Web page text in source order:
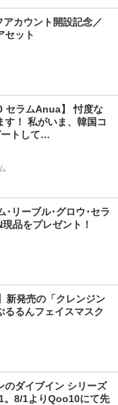
カウント開設記念／
セット
セラムAnua】 忖度な
す！ 私がいま、韓国コ
ートして…
･リーブル･グロウ･セラ
新発売の「クレンジン
るるんフェイスマスク
のダイブイン シリーズ
。8/1よりQoo10にて先